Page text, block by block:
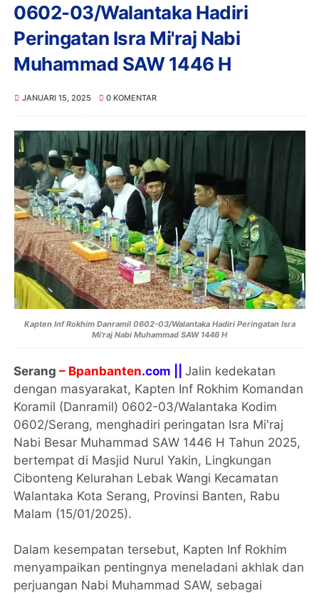
0602-03/Walantaka Hadiri
Peringatan Isra Mi'raj Nabi
Muhammad SAW 1446 H
JANUARI 15, 2025 0 KOMENTAR
Kapten Inf Rokhim Danramil 0602-03/Walantaka Hadiri Peringatan Isra
Mi'raj Nabi Muhammad SAW 1446 H
Serang– Bpanbanten.com ||Jalin kedekatan
dengan masyarakat, Kapten Inf Rokhim Komandan
Koramil (Danramil) 0602-03/Walantaka Kodim
0602/Serang, menghadiri peringatan Isra Mi'raj
Nabi Besar Muhammad SAW 1446 H Tahun 2025,
bertempat di Masjid Nurul Yakin, Lingkungan
Cibonteng Kelurahan Lebak Wangi Kecamatan
Walantaka Kota Serang, Provinsi Banten, Rabu
Malam (15/01/2025).
Dalam kesempatan tersebut, Kapten Inf Rokhim
menyampaikan pentingnya meneladani akhlak dan
perjuangan Nabi Muhammad SAW, sebagai